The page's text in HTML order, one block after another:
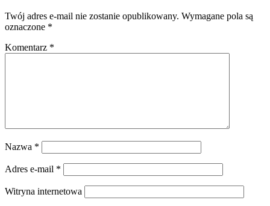
Twój adres e-mail nie zostanie opublikowany. Wymagane pola są
oznaczone *
Komentarz *
Nazwa *
Adres e-mail *
Witryna internetowa